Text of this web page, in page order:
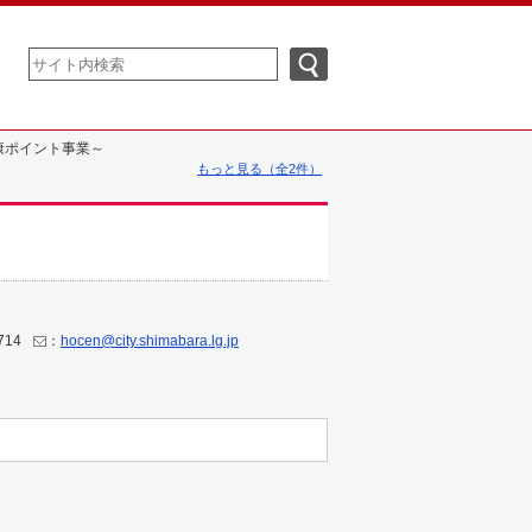
イント事業～
もっと見る（全2件）
： hocen@city.shimabara.lg.jp